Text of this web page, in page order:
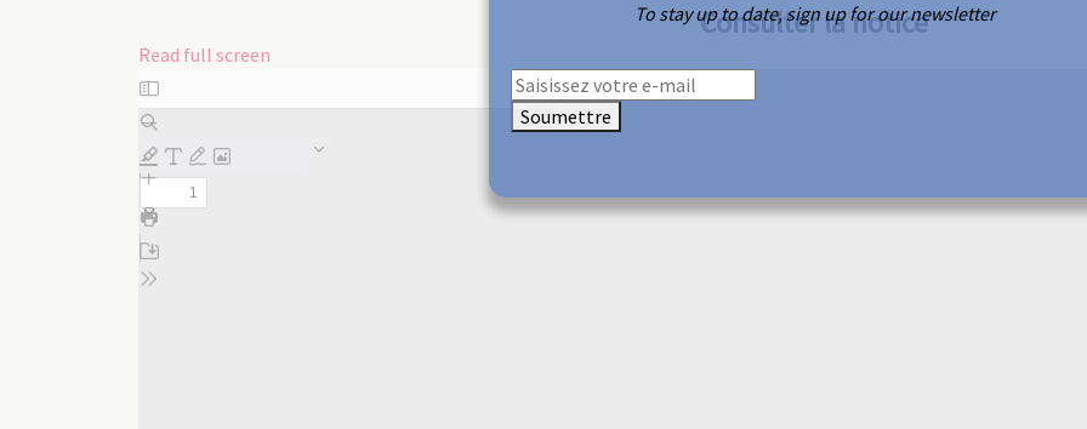
Consulter la notice
Read full screen
Skip
to
PDF
content
To stay up to date, sign up for our newsletter
Soumettre